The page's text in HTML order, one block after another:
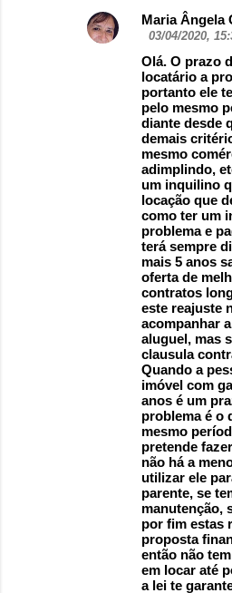
Maria Ângela
03/04/2020,
Olá. O prazo
locatário a
portanto ele
pelo mesmo
diante desde
demais
mesmo
adimplindo,
um inquilino
locação que
como ter um
problema e
terá sempre
mais 5 anos
oferta de
contratos
este reajuste
acompanhar
aluguel, mas
clausula
Quando a
imóvel com
anos é um
problema é o
mesmo
pretende
não há a
utilizar ele
parente, se
manutenção,
por fim estas
proposta
então não
em locar até
a lei te